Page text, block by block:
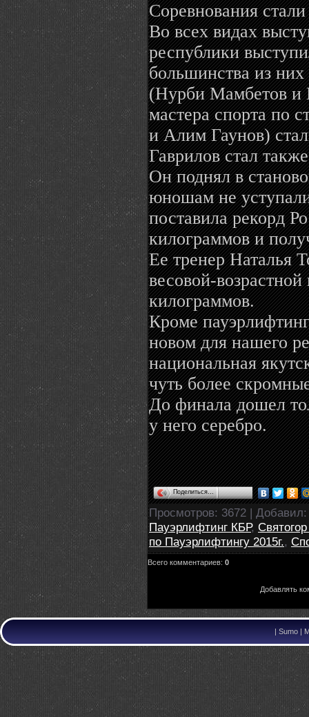
Соревнования
Во всех видах
республики
большинства из
(Нурби Мамбетов и
мастера спорта по
и Алим Гаунов)
Гаврилов стал
Он поднял в
юношам не
поставила рекорд
килограммов и
Ее тренер Наталья
весовой-возрастной
килограммов.
Кроме
новом для нашего
национальная
чуть более
До финала дошел
у него серебро.
Поделиться…
Просмотров: 3672 | Добавил
Пауэрлифтинг КБР,
по Пауэрлифтингу 2015г.,
Всего комментариев: 0
Добавлять
| Sumo |